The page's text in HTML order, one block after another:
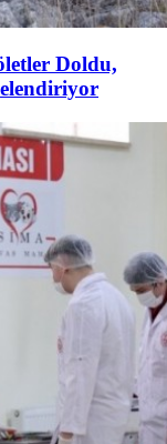
Doldu,